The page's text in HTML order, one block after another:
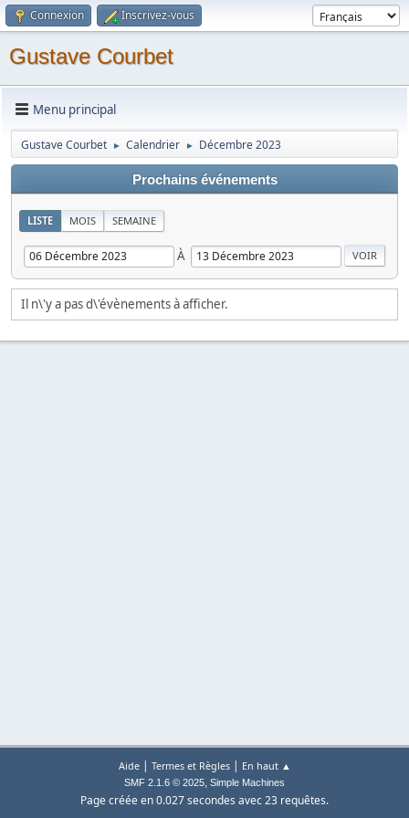
Connexion Inscrivez-vous
Gustave Courbet
Menu principal
Gustave Courbet ► Calendrier ► Décembre 2023
Prochains événements
LISTE MOIS SEMAINE
À
Il n\'y a pas d\'évènements à afficher.
Aide| Termes et Règles| En haut ▲
SMF 2.1.6 © 2025, Simple Machines
Page créée en 0.027 secondes avec 23 requêtes.